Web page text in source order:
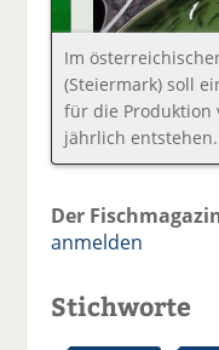
Im
(Steiermark) soll
für die Produktion
jährlich entstehen.
Der
anmelden
Stichworte